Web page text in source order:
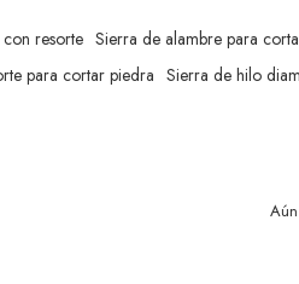
resorte Sierra de alambre para
para cortar piedra Sierra de hilo